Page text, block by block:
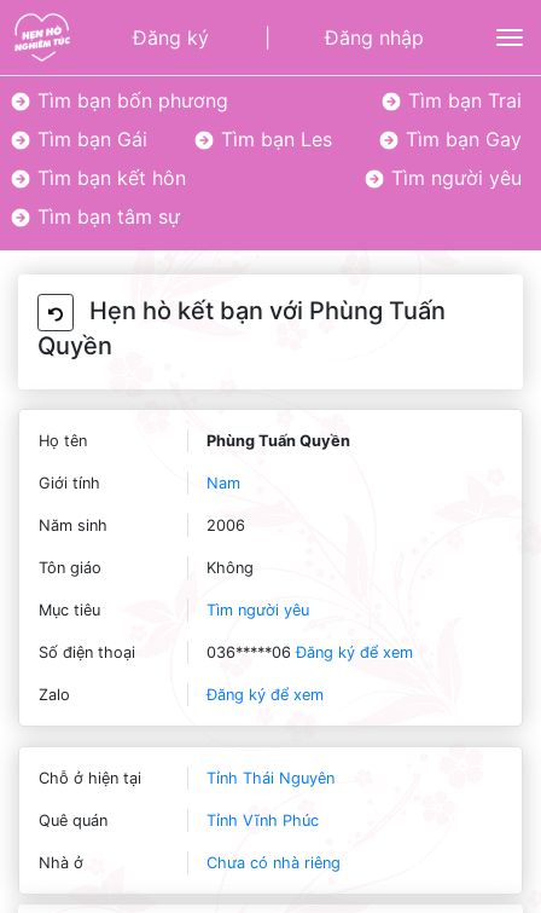
Đăng ký Đăng nhập
Tìm bạn bốn phương
Tìm bạn Trai
Tìm bạn Gái
Tìm bạn Les
Tìm bạn Gay
Tìm bạn kết hôn
Tìm người yêu
Tìm bạn tâm sự
Hẹn hò kết bạn với Phùng Tuấn
Quyền
Họ tên Phùng Tuấn Quyền
Giới tính Nam
Năm sinh 2006
Tôn giáo Không
Mục tiêu Tìm người yêu
Số điện thoại 036*****06Đăng ký để xem
Zalo Đăng ký để xem
Chỗ ở hiện tại Tỉnh Thái Nguyên
Quê quán Tỉnh Vĩnh Phúc
Nhà ở Chưa có nhà riêng